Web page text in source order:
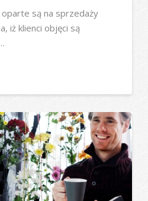
są na sprzedaży
iż klienci objęci są